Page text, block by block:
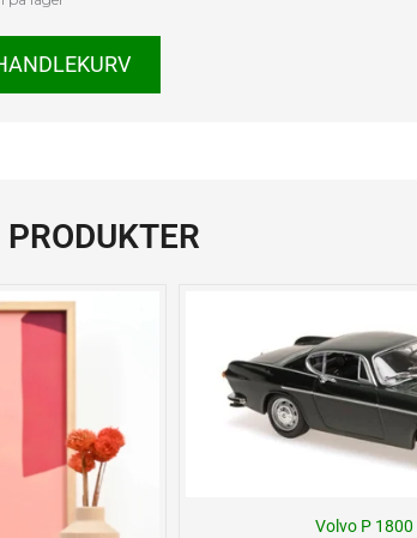
Volvo P 1800